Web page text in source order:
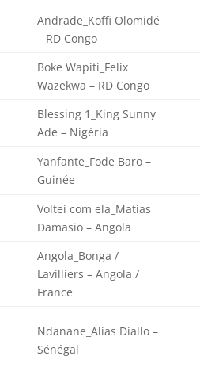
Andrade_Koffi Olomidé
– RD Congo
Boke Wapiti_Felix
Wazekwa – RD Congo
Blessing 1_King Sunny
Ade – Nigéria
Yanfante_Fode Baro –
Guinée
Voltei com ela_Matias
Damasio – Angola
Angola_Bonga /
Lavilliers – Angola /
France
Ndanane_Alias Diallo –
Sénégal